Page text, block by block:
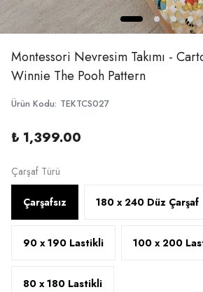
Montessori Nevresim Takımı -
Winnie The Pooh Pattern
Ürün Kodu: TEKTCS027
₺ 1,399.00
Çarşaf Türü
Çarşafsız 180 x 240 Düz Çarşaf
90 x 190 Lastikli 100 x 200
80 x 180 Lastikli